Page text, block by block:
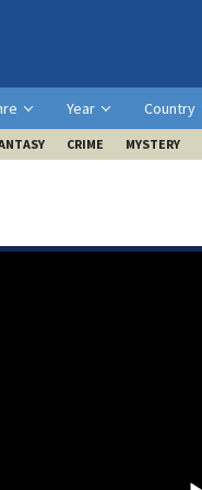
Year Country
CRIME MYSTERY